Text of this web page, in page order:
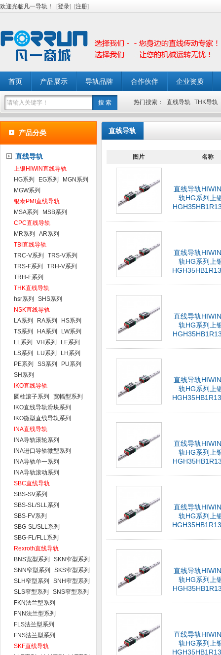
欢迎光临凡一导轨！ [登录] [注册]
首页 产品展示 导轨品牌 合作伙伴 企业资质
热门搜索： 直线导轨 THK导轨
产品分类
直线导轨
上银HIWIN直线导轨
HG系列
EG系列
MGN系列
MGW系列
银泰PMI直线导轨
MSA系列
MSB系列
CPC直线导轨
MR系列
AR系列
TBI直线导轨
TRC-V系列
TRS-V系列
TRS-F系列
TRH-V系列
TRH-F系列
THK直线导轨
hsr系列
SHS系列
NSK直线导轨
LA系列
RA系列
HS系列
TS系列
HA系列
LW系列
LL系列
VH系列
LE系列
LS系列
LU系列
LH系列
PE系列
SS系列
PU系列
SH系列
IKO直线导轨
圆柱滚子系列
宽幅型系列
IKO直线导轨滑块系列
IKO微型直线导轨系列
INA直线导轨
INA导轨滚轮系列
INA进口导轨微型系列
INA导轨单一系列
INA导轨滚动系列
SBC直线导轨
SBS-SV系列
SBS-SL/SLL系列
SBS-FV系列
SBG-SL/SLL系列
SBG-FL/FLL系列
Rexroth直线导轨
BNS宽型系列
SKN窄型系列
SNN窄型系列
SKS窄型系列
SLH窄型系列
SNH窄型系列
SLS窄型系列
SNS窄型系列
FKN法兰型系列
FNN法兰型系列
FLS法兰型系列
FNS法兰型系列
SKF直线导轨
直线导轨
图片 名称
直线导轨
轨HG系列上
直线导轨
轨HG系列上
直线导轨
轨HG系列上
直线导轨
轨HG系列上
直线导轨
轨HG系列上
直线导轨
轨HG系列上
直线导轨
轨HG系列上
直线导轨
轨HG系列上